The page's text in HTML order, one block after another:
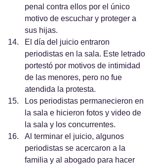
penal contra ellos por el único
motivo de escuchar y proteger a
sus hijas.
El día del juicio entraron
periodistas en la sala. Este letrado
portestó por motivos de intimidad
de las menores, pero no fue
atendida la protesta.
Los periodistas permanecieron en
la sala e hicieron fotos y video de
la sala y los concurrentes.
Al terminar el juicio, algunos
periodistas se acercaron a la
familia y al abogado para hacer